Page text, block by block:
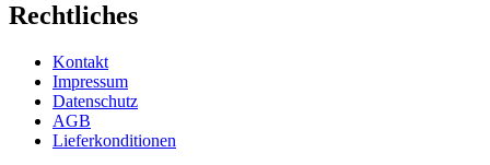
Rechtliches
Kontakt
Impressum
Datenschutz
AGB
Lieferkonditionen